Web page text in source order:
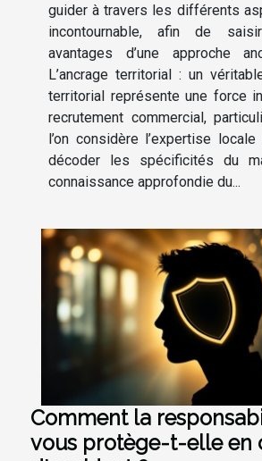
guider à travers les différents
incontournable, afin de
avantages d’une approche
L’ancrage territorial : un
territorial représente une force
recrutement commercial,
l’on considère l’expertise
décoder les spécificités du
connaissance approfondie du...
Comment la
vous protège-t-elle en